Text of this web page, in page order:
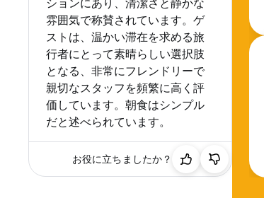
ションにあり、清潔さと静かな
雰囲気で称賛されています。ゲ
ストは、温かい滞在を求める旅
行者にとって素晴らしい選択肢
となる、非常にフレンドリーで
親切なスタッフを頻繁に高く評
価しています。朝食はシンプル
だと述べられています。
お役に立ちましたか？